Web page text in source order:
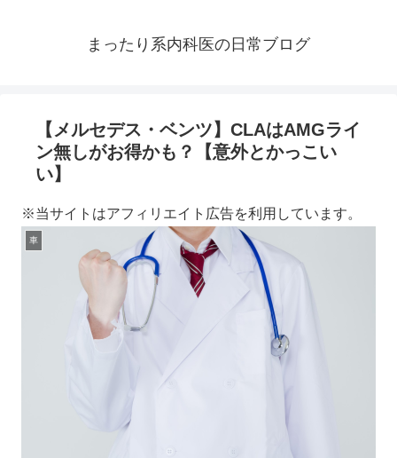
まったり系内科医の日常ブログ
【メルセデス・ベンツ】CLAはAMGライ
ン無しがお得かも？【意外とかっこい
い】
※当サイトはアフィリエイト広告を利用しています。
車